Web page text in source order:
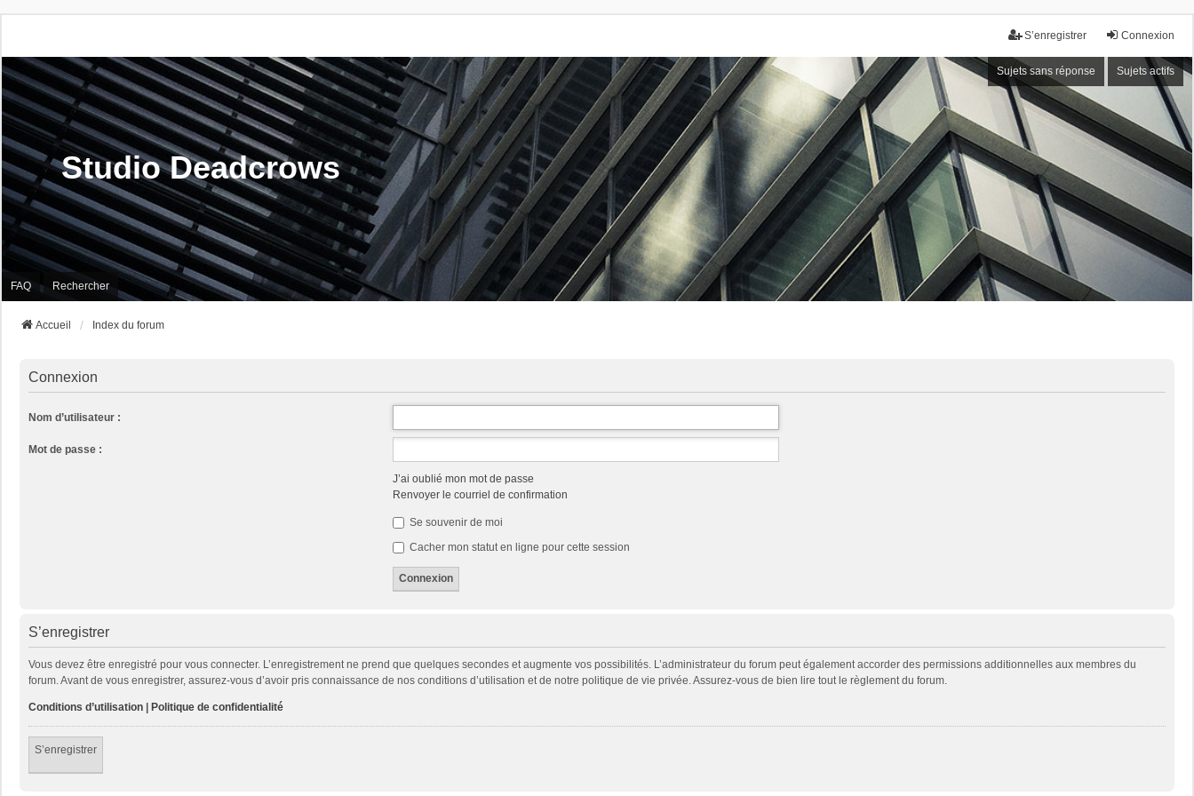
Connexion
S’enregistrer
Sujets sans réponse Sujets actifs
Studio Deadcrows
FAQ Rechercher
Accueil Index du forum
Connexion
Nom d’utilisateur :
Mot de passe :
J’ai oublié mon mot de passe
Renvoyer le courriel de confirmation
Se souvenir de moi
Cacher mon statut en ligne pour cette session
S’enregistrer
Vous devez être enregistré pour vous connecter. L’enregistrement ne prend que quelques secondes et augmente vos possibilités. L’administrateur du forum peut également accorder des permissions additionnelles aux membres du
forum. Avant de vous enregistrer, assurez-vous d’avoir pris connaissance de nos conditions d’utilisation et de notre politique de vie privée. Assurez-vous de bien lire tout le règlement du forum.
Conditions d’utilisation | Politique de confidentialité
S’enregistrer